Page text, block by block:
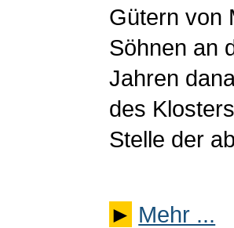
Gütern von
Söhnen an
Jahren
des
Stelle der
► Mehr ...